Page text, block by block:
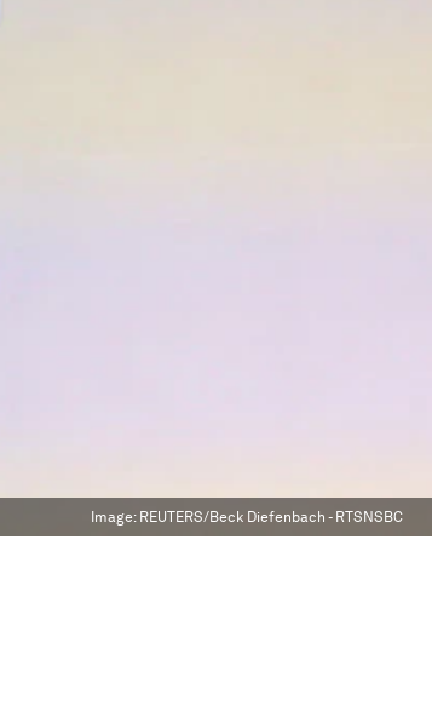
Image: REUTERS/Beck Diefenbach - RTSNSBC